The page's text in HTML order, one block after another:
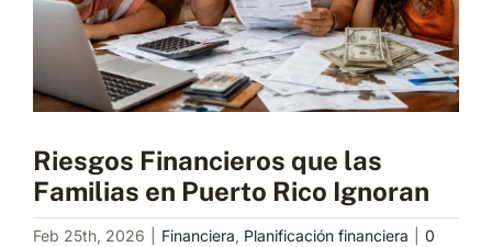
Riesgos Financieros que las
Familias en Puerto Rico Ignoran
Feb 25th, 2026 Financiera, Planificación financiera
0